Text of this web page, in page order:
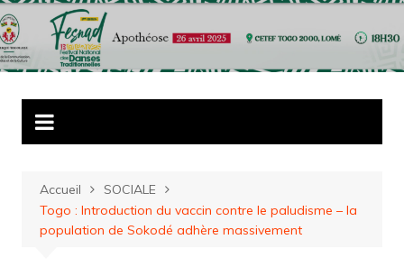
Aller
au
contenu
Accueil
SOCIALE
Togo : Introduction du vaccin contre le paludisme – la
population de Sokodé adhère massivement